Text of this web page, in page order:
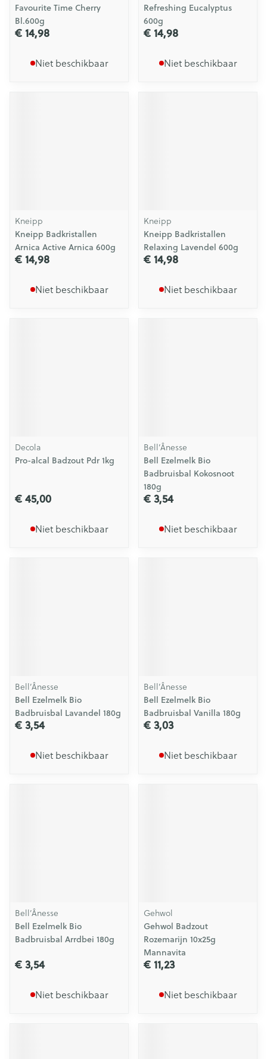
Favourite Time Cherry
Bl.600g
€ 14,98
Niet beschikbaar
Refreshing Eucalyptus
600g
€ 14,98
Niet beschikbaar
Kneipp
Kneipp Badkristallen
Arnica Active Arnica 600g
€ 14,98
Niet beschikbaar
Kneipp
Kneipp Badkristallen
Relaxing Lavendel 600g
€ 14,98
Niet beschikbaar
Decola
Pro-alcal Badzout Pdr 1kg
€ 45,00
Niet beschikbaar
Bell’Ânesse
Bell Ezelmelk Bio
Badbruisbal Kokosnoot
180g
€ 3,54
Niet beschikbaar
Bell’Ânesse
Bell Ezelmelk Bio
Badbruisbal Lavandel 180g
€ 3,54
Niet beschikbaar
Bell’Ânesse
Bell Ezelmelk Bio
Badbruisbal Vanilla 180g
€ 3,03
Niet beschikbaar
Bell’Ânesse
Bell Ezelmelk Bio
Badbruisbal Arrdbei 180g
€ 3,54
Niet beschikbaar
Gehwol
Gehwol Badzout
Rozemarijn 10x25g
Mannavita
€ 11,23
Niet beschikbaar